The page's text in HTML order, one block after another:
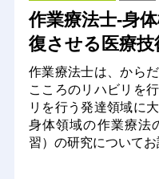
作業療法士-身
復させる医療技
作業療法士は、から
こころのリハビリを
リを行う発達領域に
身体領域の作業療法
習）の研究についてお